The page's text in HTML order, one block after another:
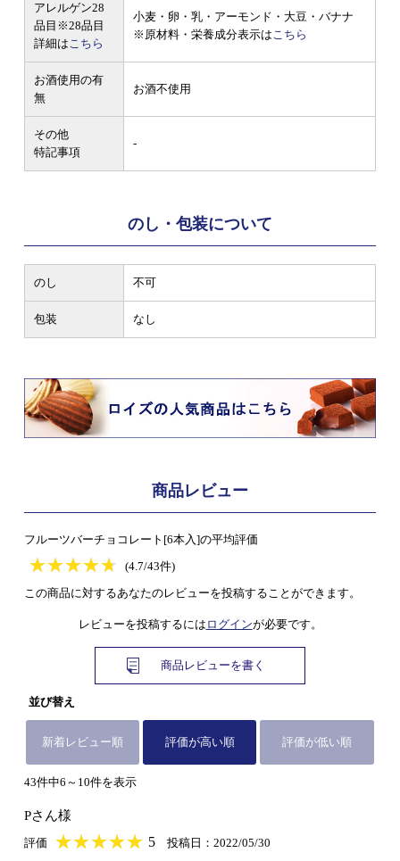
アレルゲン28
品目 ※28品目
詳細はこちら
小麦・卵・乳・アーモンド・大豆・バナナ
※原材料・栄養成分表示はこちら
お酒使用の有
無
お酒不使用
その他
特記事項
-
のし・包装について
のし 不可
包装 なし
商品レビュー
フルーツバーチョコレート[6本入]の平均評価
★★★★★
★★★★★
(4.7/43件)
この商品に対するあなたのレビューを投稿することができます。
レビューを投稿するには ログインが必要です。
商品レビューを書く
並び替え
新着レビュー順 評価が高い順 評価が低い順
43件中6～10件を表示
Pさん様
評価 ★★★★★
★★★★★ 5 投稿日：2022/05/30